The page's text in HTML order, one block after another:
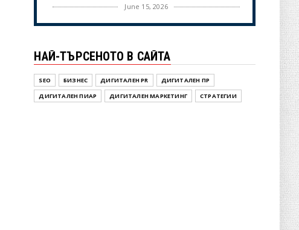
June 15, 2026
UNCATEGORIZED
живот на холивудските знам...
NOVINI
НАЙ-ТЪРСЕНОТО В САЙТА
SEO БИЗНЕС ДИГИТАЛЕН PR
ДИГИТАЛЕН ПР
ДИГИТАЛЕН ПИАР
ДИГИТАЛЕН МАРКЕТИНГ СТРАТЕГИИ